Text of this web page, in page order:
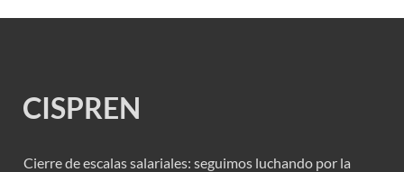
CISPREN
Cierre de escalas salariales: seguimos luchando por la